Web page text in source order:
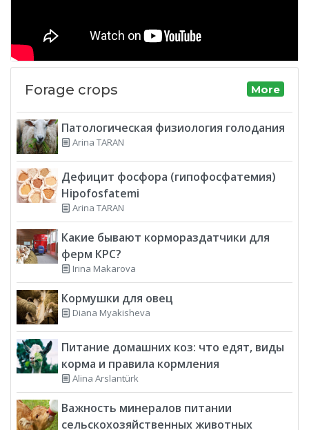
Forage crops More
Патологическая физиология голодания
Arina TARAN
Дефицит фосфора (гипофосфатемия)
Hipofosfatemi
Arina TARAN
Какие бывают кормораздатчики для
ферм КРС?
Irina Makarova
Кормушки для овец
Diana Myakisheva
Питание домашних коз: что едят, виды
корма и правила кормления
Alina Arslantürk
Важность минералов питании
сельскохозяйственных животных